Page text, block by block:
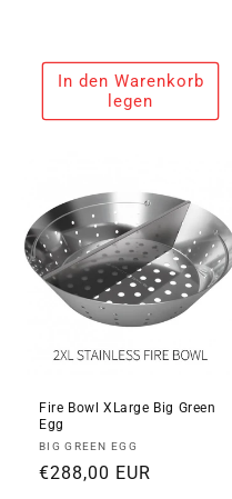
In den Warenkorb
legen
Fire Bowl XLarge Big Green
Egg
Anbieter:
BIG GREEN EGG
Normaler
€288,00 EUR